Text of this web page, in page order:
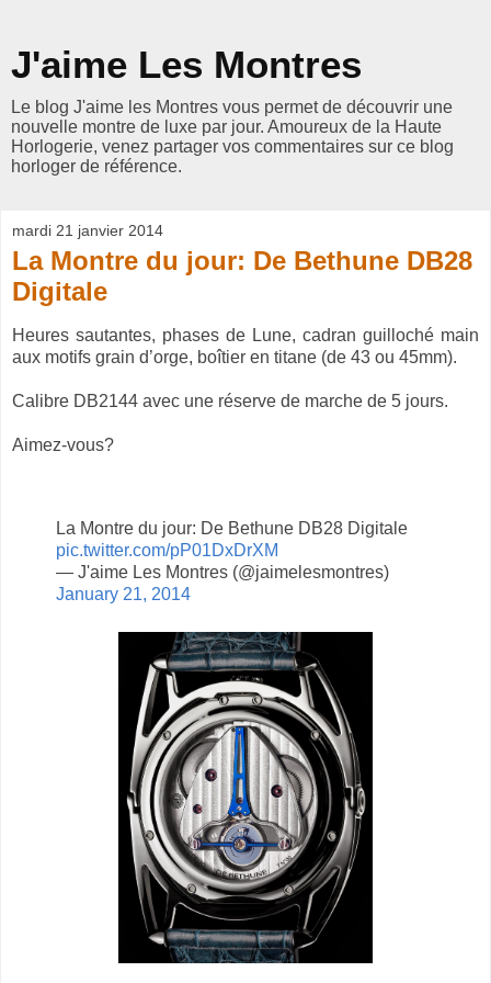
J'aime Les Montres
Le blog J'aime les Montres vous permet de découvrir une
nouvelle montre de luxe par jour. Amoureux de la Haute
Horlogerie, venez partager vos commentaires sur ce blog
horloger de référence.
mardi 21 janvier 2014
La Montre du jour: De Bethune DB28
Digitale
Heures sautantes, phases de Lune, cadran guilloché main
aux motifs grain d’orge, boîtier en titane (de 43 ou 45mm).
Calibre DB2144 avec une réserve de marche de 5 jours.
Aimez-vous?
La Montre du jour: De Bethune DB28 Digitale
pic.twitter.com/pP01DxDrXM
— J'aime Les Montres (@jaimelesmontres)
January 21, 2014